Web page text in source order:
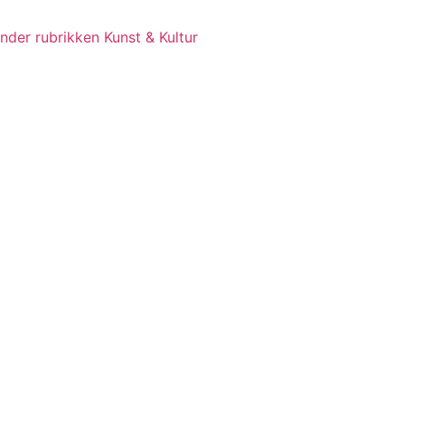
rubrikken Kunst & Kultur